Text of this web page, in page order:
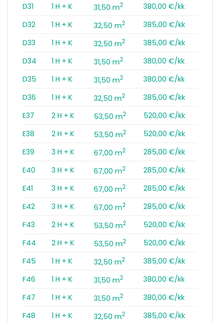
D31
1 H + K 31,50 m2
380,00 €/kk
D32
1 H + K 32,50 m2
385,00 €/kk
D33
1 H + K 32,50 m2
385,00 €/kk
D34
1 H + K 31,50 m2
380,00 €/kk
D35
1 H + K 31,50 m2
380,00 €/kk
D36
1 H + K 32,50 m2
385,00 €/kk
E37
2 H + K 53,50 m2
520,00 €/kk
E38
2 H + K 53,50 m2
520,00 €/kk
E39
3 H + K 67,00 m2
285,00 €/kk
E40
3 H + K 67,00 m2
285,00 €/kk
E41
3 H + K 67,00 m2
285,00 €/kk
E42
3 H + K 67,00 m2
285,00 €/kk
F43
2 H + K 53,50 m2
520,00 €/kk
F44
2 H + K 53,50 m2
520,00 €/kk
F45
1 H + K 32,50 m2
385,00 €/kk
F46
1 H + K 31,50 m2
380,00 €/kk
F47
1 H + K 31,50 m2
380,00 €/kk
F48
1 H + K 32,50 m2
385,00 €/kk